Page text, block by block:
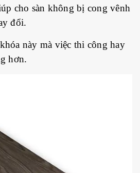
cho sàn không bị cong vênh
đổi.
này mà việc thi công hay
hơn.